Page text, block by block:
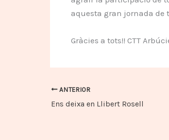
aquesta gran jornada de
Gràcies a tots!! CTT
ANTERIOR
Ens deixa en Llibert Rosell